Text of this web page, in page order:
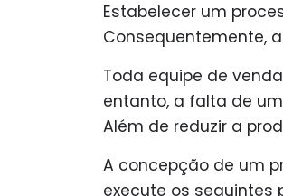
Estabelecer um
Consequentemente,
Toda equipe de
entanto, a falta de
Além de reduzir a
A concepção de um
execute os seguintes